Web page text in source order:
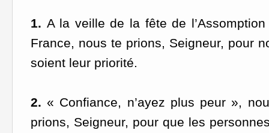
1. A la veille de la fête de
France, nous te prions, Seigneur, pour
soient leur priorité.
2.« Confiance, n’ayez plus peur »,
prions, Seigneur, pour que les